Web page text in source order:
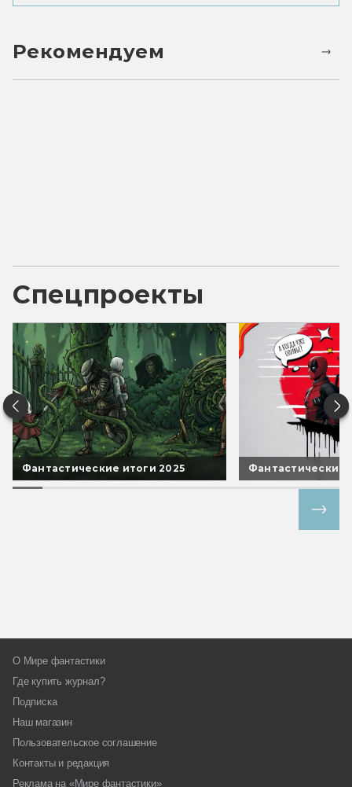
Рекомендуем
Спецпроекты
Фантастические итоги 2025 Фантастические
О Мире фантастики
Где купить журнал?
Подписка
Наш магазин
Пользовательское соглашение
Контакты и редакция
Реклама на «Мире фантастики»